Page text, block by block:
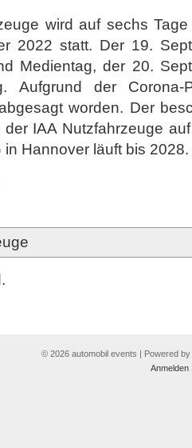
wird auf sechs
2022 statt. Der 19.
Medientag, der 20.
Aufgrund der
worden. Der
IAA Nutzfahrzeuge
Hannover läuft bis 2028.
© 2026 automobil events | Powered by
Anmelden|